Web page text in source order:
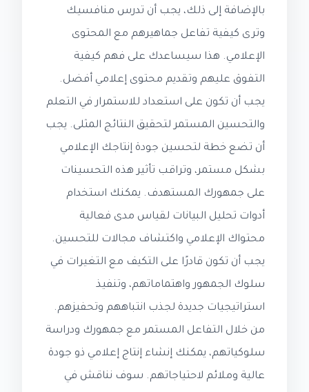
بالإضافة إلى ذلك، يجب أن تدرس منافسيك
وترى كيفية تفاعل جماهيرهم مع المحتوى
الإعلامي. هذا سيساعدك على فهم كيفية
التفوق عليهم وتقديم محتوى إعلامي أفضل.
يجب أن تكون على استعداد للاستمرار في التعلم
والتحسين المستمر لتحقيق النتائج المثلى. يجب
أن تضع خطة لتحسين جودة إنتاجك الإعلامي
بشكل مستمر، وتراقب تأثير هذه التحسينات
على جمهورك المستهدف. يمكنك استخدام
أدوات تحليل البيانات لقياس مدى فعالية
محتواك الإعلامي واكتشاف مجالات للتحسين.
يجب أن تكون قادرًا على التكيف مع التغيرات في
سلوك الجمهور واهتماماتهم، وتنفيذ
استراتيجيات جديدة لجذب انتباههم وتحفيزهم.
من خلال التفاعل المستمر مع جمهورك ودراسة
سلوكياتهم، يمكنك إنشاء إنتاج إعلامي ذو جودة
عالية وملائم لاحتياجاتهم. سوف نناقش في